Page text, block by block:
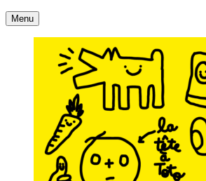
Accueil
Menu Contact